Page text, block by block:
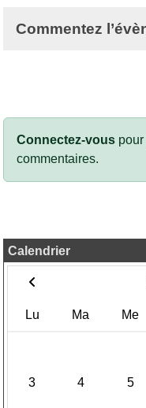
Commentez
Connectez-vous
commentaires.
Calendrier
Lu Ma Me
3 4 5